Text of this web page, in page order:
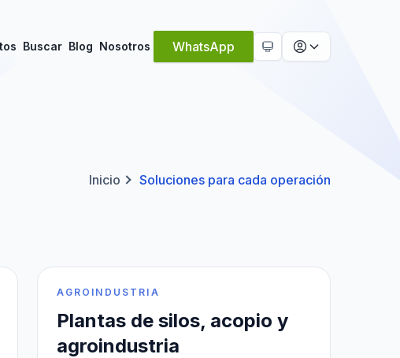
Buscar Blog Nosotros WhatsApp Tema activo:
Inicio Soluciones para cada operación
AGROINDUSTRIA
Plantas de silos, acopio y
agroindustria